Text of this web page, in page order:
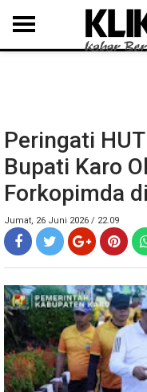
MEDAN LANGKAT
Peringati
Bupati Karo
Forkopimda
Jumat, 26 Juni 2026 / 22.09